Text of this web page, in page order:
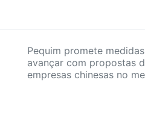
Pequim promete
avançar com propostas
empresas chinesas no